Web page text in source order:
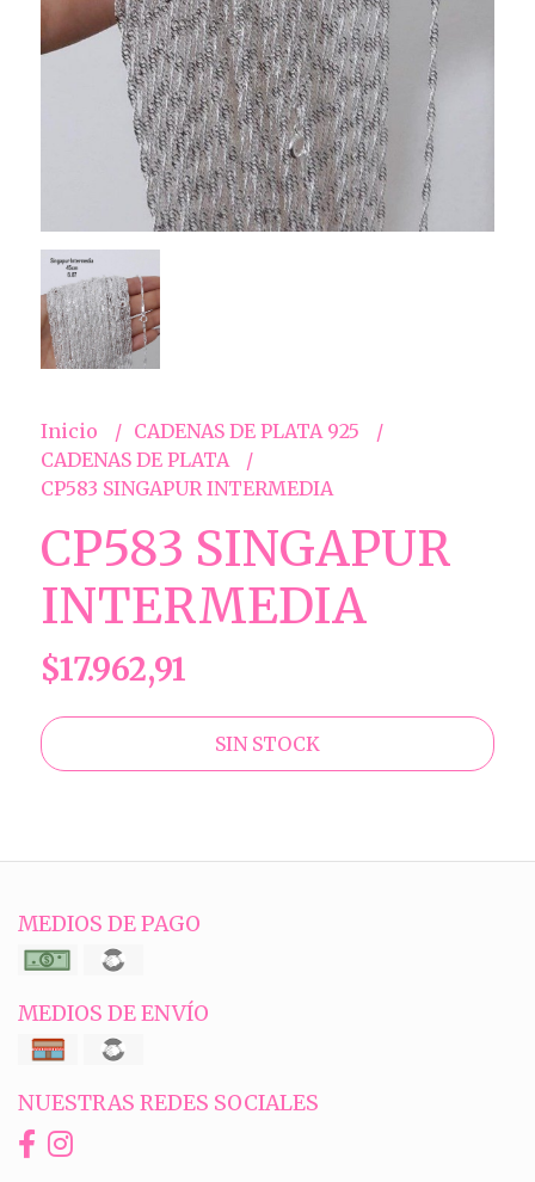
Inicio
CADENAS DE PLATA 925
CADENAS DE PLATA
CP583 SINGAPUR INTERMEDIA
CP583 SINGAPUR
INTERMEDIA
$17.962,91
SIN STOCK
MEDIOS DE PAGO
MEDIOS DE ENVÍO
NUESTRAS REDES SOCIALES